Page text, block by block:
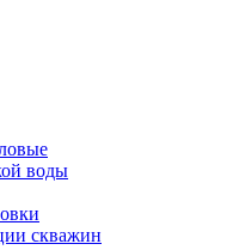
воды
скважин